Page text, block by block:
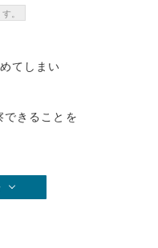
。
てしまい
できることを